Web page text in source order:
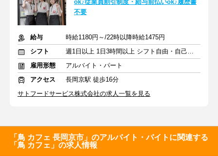
ok♪従業員割引制度・給与前払いok♪履歴書
不要
給与
時給1180円～/22時以降時給1475円
シフト
週1日以上 1日3時間以上 シフト自由・自己申告
雇用形態
アルバイト・パート
アクセス
長岡京駅 徒歩16分
サトフードサービス株式会社の求人一覧を見る
「鳥 カフェ 長岡京市」のアルバイト・バイトに関連する
「鳥 カフェ」の求人情報